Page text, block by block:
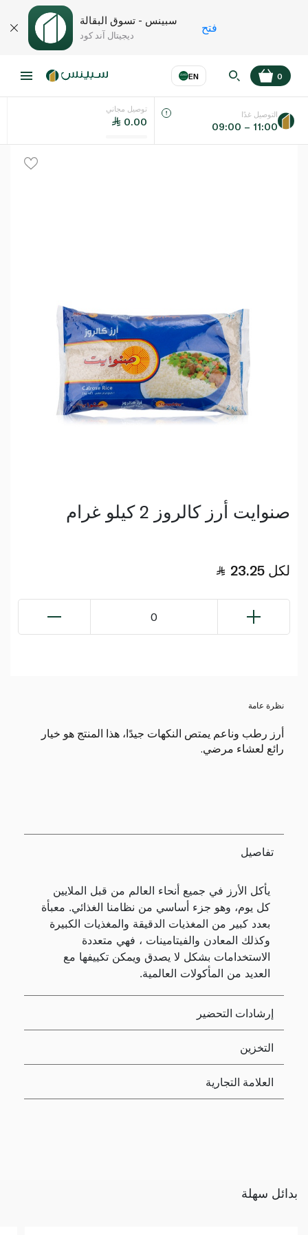
سبينس - تسوق البقالة
ديجيتال آند كود
فتح
EN
اللغة عر
0
توصيل مجاني
0.00
التوصيل غدًا
09:00 – 11:00
صنوايت أرز كالروز 2 كيلو غرام
23.25 لكل
0
نظرة عامة
أرز رطب وناعم يمتص النكهات جيدًا، هذا المنتج هو خيار
رائع لعشاء مرضي.
تفاصيل
يأكل الأرز في جميع أنحاء العالم من قبل الملايين
كل يوم، وهو جزء أساسي من نظامنا الغذائي. معبأة
بعدد كبير من المغذيات الدقيقة والمغذيات الكبيرة
وكذلك المعادن والفيتامينات ، فهي متعددة
الاستخدامات بشكل لا يصدق ويمكن تكييفها مع
العديد من المأكولات العالمية.
إرشادات التحضير
التخزين
العلامة التجارية
بدائل سهلة